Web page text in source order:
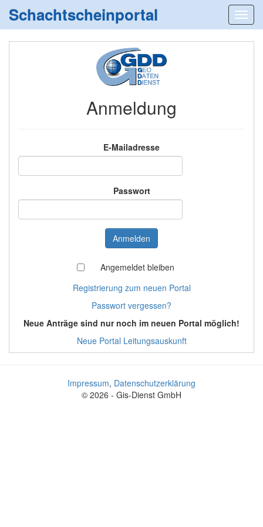
Schachtscheinportal
Anmeldung
E-Mailadresse
Passwort
Angemeldet bleiben
Registrierung zum neuen Portal
Passwort vergessen?
Neue Anträge sind nur noch im neuen Portal möglich!
Neue Portal Leitungsauskunft
Impressum, Datenschutzerklärung
© 2026 - Gis-Dienst GmbH